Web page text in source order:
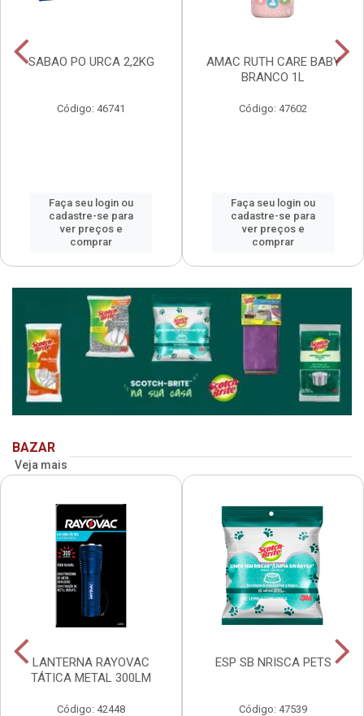
SABAO PO URCA 2,2KG
Código: 46741
Faça seu login ou
cadastre-se para
ver preços e
comprar
AMAC RUTH CARE BABY
BRANCO 1L
Código: 47602
Faça seu login ou
cadastre-se para
ver preços e
comprar
BAZAR
Veja mais
LANTERNA RAYOVAC
TÁTICA METAL 300LM
Código: 42448
ESP SB NRISCA PETS
Código: 47539